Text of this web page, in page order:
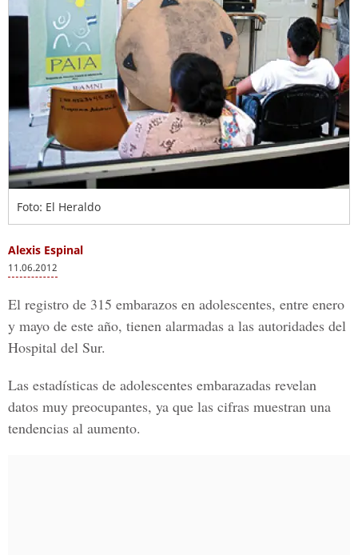
Foto: El Heraldo
Alexis Espinal
11.06.2012
El registro de 315 embarazos en adolescentes, entre enero
y mayo de este año, tienen alarmadas a las autoridades del
Hospital del Sur.
Las estadísticas de adolescentes embarazadas revelan
datos muy preocupantes, ya que las cifras muestran una
tendencias al aumento.